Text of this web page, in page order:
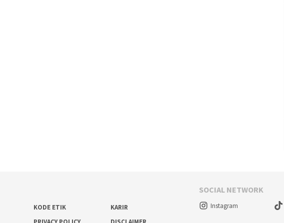
KODE ETIK
KARIR
SOCIAL NETWORK
Instagram